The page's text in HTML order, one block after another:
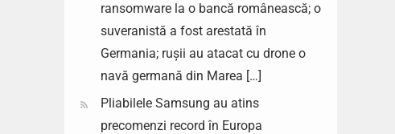
ransomware la o bancă românească; o
suveranistă a fost arestată în
Germania; rușii au atacat cu drone o
navă germană din Marea […]
Pliabilele Samsung au atins
precomenzi record în Europa